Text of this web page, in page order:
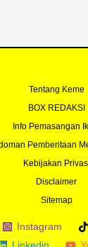
Tentang Keme
BOX REDAKSI
Info Pemasangan
Pemberitaan
Kebijakan
Disclaimer
Sitemap
Instagram